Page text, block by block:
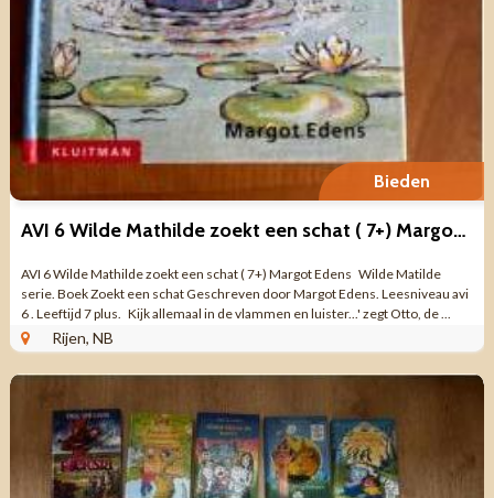
Bieden
AVI 6 Wilde Mathilde zoekt een schat ( 7+) Margot Edens
AVI 6 Wilde Mathilde zoekt een schat ( 7+) Margot Edens Wilde Matilde
serie. Boek Zoekt een schat Geschreven door Margot Edens. Leesniveau avi
6 . Leeftijd 7 plus. Kijk allemaal in de vlammen en luister...' zegt Otto, de ...
Rijen, NB